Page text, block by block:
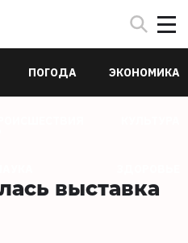
ПОГОДА ЭКОНОМИКА
выставка